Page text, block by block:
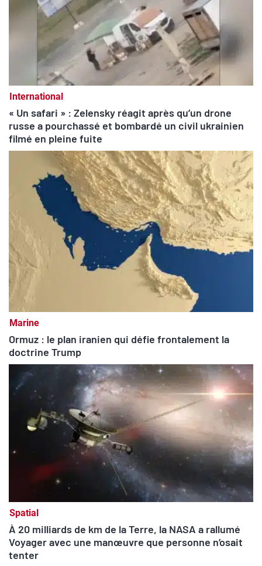
International
« Un safari » : Zelensky réagit après qu’un drone
russe a pourchassé et bombardé un civil ukrainien
filmé en pleine fuite
Marine
Ormuz : le plan iranien qui défie frontalement la
doctrine Trump
Spatial
À 20 milliards de km de la Terre, la NASA a rallumé
Voyager avec une manœuvre que personne n’osait
tenter